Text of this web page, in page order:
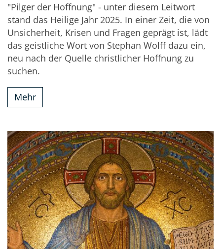
"Pilger der Hoffnung" - unter diesem Leitwort
stand das Heilige Jahr 2025. In einer Zeit, die von
Unsicherheit, Krisen und Fragen geprägt ist, lädt
das geistliche Wort von Stephan Wolff dazu ein,
neu nach der Quelle christlicher Hoffnung zu
suchen.
Mehr